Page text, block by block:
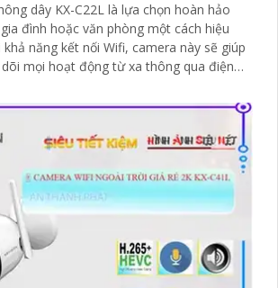
dây KX-C22L là lựa chọn hoàn hảo
đình hoặc văn phòng một cách hiệu
mọi hoạt động từ xa thông qua điện